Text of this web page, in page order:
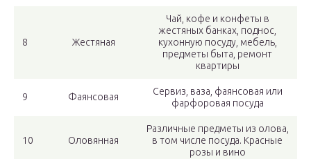
8 Жестяная
Чай, кофе и конфеты в
жестяных банках, поднос,
кухонную посуду, мебель,
предметы быта, ремонт
квартиры
9 Фаянсовая
Сервиз, ваза, фаянсовая или
фарфоровая посуда
10 Оловянная
Различные предметы из олова,
в том числе посуда. Красные
розы и вино